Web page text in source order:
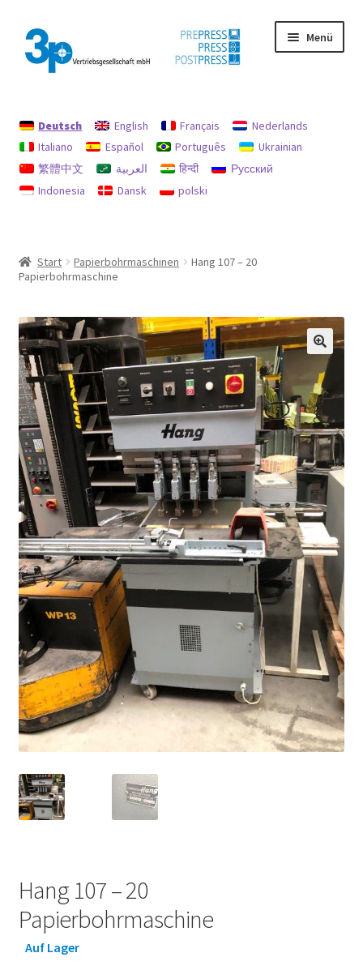
Zur
Navigation
springen
Zum
Inhalt
springen
Menü
Datenschutz
Gebrauchtmaschinen
Deutsch English Français
Nederlands
Italiano
Español Português
Ukrainian
繁體中文
العربية हिन्दी
Русский
Indonesia
Dansk polski
Start Papierbohrmaschinen
Hang 107 – 20
Papierbohrmaschine
Hang 107 – 20
Papierbohrmaschine
Auf Lager